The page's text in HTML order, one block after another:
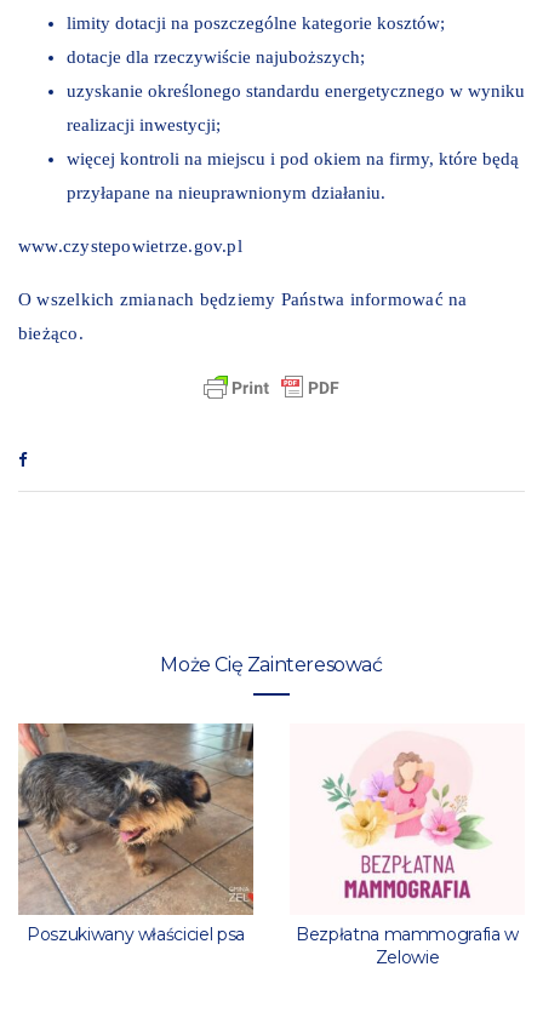
limity dotacji na poszczególne kategorie kosztów;
dotacje dla rzeczywiście najuboższych;
uzyskanie określonego standardu energetycznego w wyniku
realizacji inwestycji;
więcej kontroli na miejscu i pod okiem na firmy, które będą
przyłapane na nieuprawnionym działaniu.
www.czystepowietrze.gov.pl
O wszelkich zmianach będziemy Państwa informować na
bieżąco.
Może Cię Zainteresować
Poszukiwany właściciel psa
Bezpłatna mammografia w
Zelowie